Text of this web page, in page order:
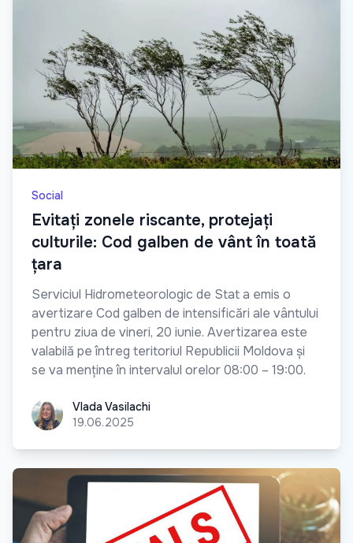
Social
Evitați zonele riscante, protejați
culturile: Cod galben de vânt în toată
țara
Serviciul Hidrometeorologic de Stat a emis o
avertizare Cod galben de intensificări ale vântului
pentru ziua de vineri, 20 iunie. Avertizarea este
valabilă pe întreg teritoriul Republicii Moldova și
se va menține în intervalul orelor 08:00 – 19:00.
Vlada Vasilachi
Vlada Vasilachi
19.06.2025